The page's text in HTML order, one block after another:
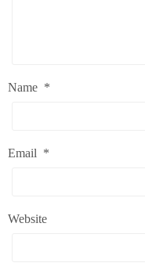
Name *
Email *
Website